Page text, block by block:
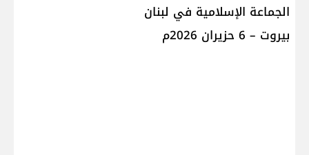
الجماعة الإسلامية في لبنان
بيروت – 6 حزيران 2026م